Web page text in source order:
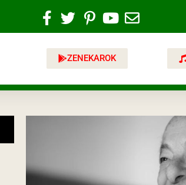
ZENEKAROK